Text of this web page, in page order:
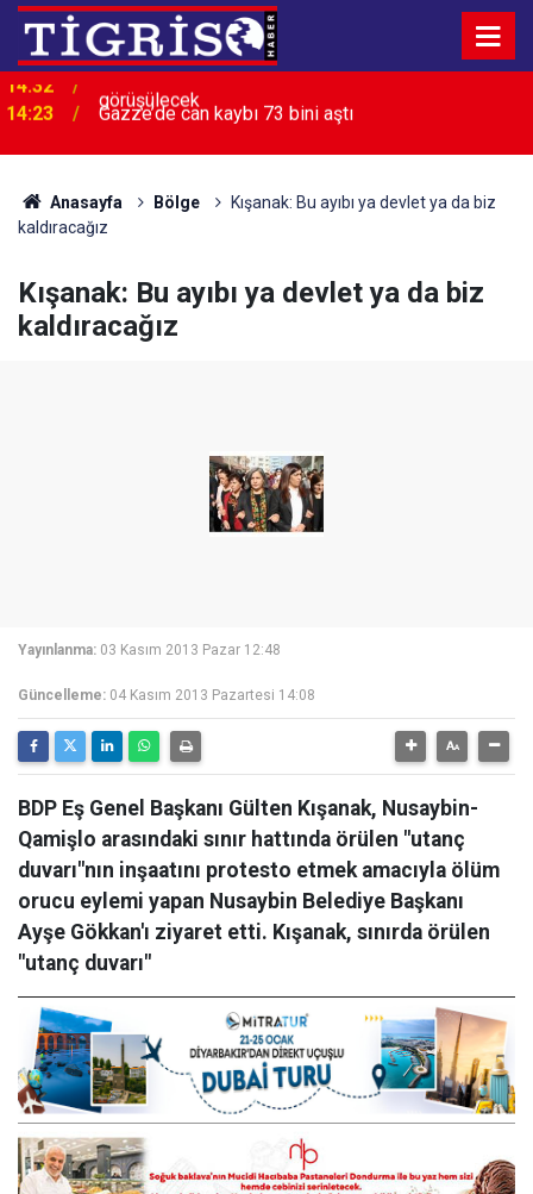
14:23 Gazze’de can kaybı 73 bini aştı
Anasayfa Bölge
Kışanak: Bu ayıbı ya devlet ya da biz
kaldıracağız
Kışanak: Bu ayıbı ya devlet ya da biz
kaldıracağız
Yayınlanma: 03 Kasım 2013 Pazar 12:48
Güncelleme: 04 Kasım 2013 Pazartesi 14:08
BDP Eş Genel Başkanı Gülten Kışanak, Nusaybin-
Qamişlo arasındaki sınır hattında örülen "utanç
duvarı"nın inşaatını protesto etmek amacıyla ölüm
orucu eylemi yapan Nusaybin Belediye Başkanı
Ayşe Gökkan'ı ziyaret etti. Kışanak, sınırda örülen
"utanç duvarı"